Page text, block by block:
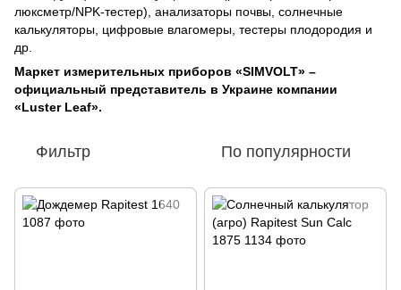
люксметр/NPK-тестер), анализаторы почвы, солнечные
калькуляторы, цифровые влагомеры, тестеры плодородия и
др.
Маркет измерительных приборов «SIMVOLT» –
официальный представитель в Украине компании
«Luster Leaf».
Фильтр По популярности